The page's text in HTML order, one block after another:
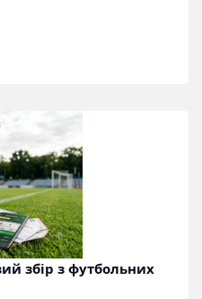
збір з футбольних